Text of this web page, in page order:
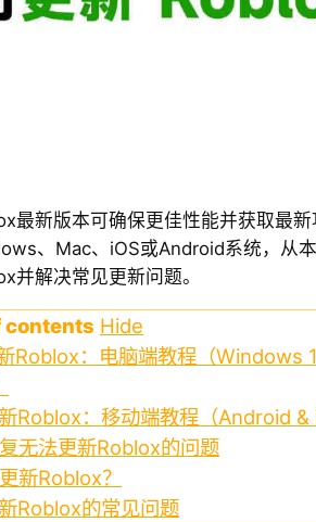
最新版本可确保更佳性能并获取最
、Mac、iOS或Android系统，从
并解决常见更新问题。
contents Hide
Roblox：电脑端教程（Windows
Roblox：移动端教程（Android &
无法更新Roblox的问题
新Roblox？
Roblox的常见问题